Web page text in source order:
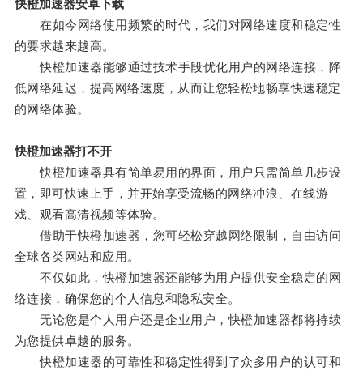
快橙加速器安卓下载
在如今网络使用频繁的时代，我们对网络速度和稳定性
的要求越来越高。
快橙加速器能够通过技术手段优化用户的网络连接，降
低网络延迟，提高网络速度，从而让您轻松地畅享快速稳定
的网络体验。
快橙加速器打不开
快橙加速器具有简单易用的界面，用户只需简单几步设
置，即可快速上手，并开始享受流畅的网络冲浪、在线游
戏、观看高清视频等体验。
借助于快橙加速器，您可轻松穿越网络限制，自由访问
全球各类网站和应用。
不仅如此，快橙加速器还能够为用户提供安全稳定的网
络连接，确保您的个人信息和隐私安全。
无论您是个人用户还是企业用户，快橙加速器都将持续
为您提供卓越的服务。
快橙加速器的可靠性和稳定性得到了众多用户的认可和